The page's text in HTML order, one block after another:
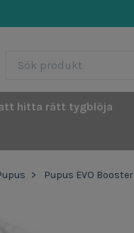
hitta rätt tygblöja
Pupus EVO Booster